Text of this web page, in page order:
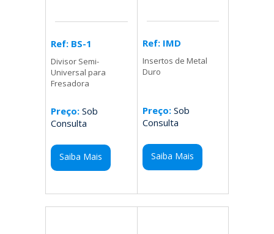
Ref: BS-1
Divisor Semi-
Universal para
Fresadora
Preço: Sob
Consulta
Saiba Mais
Ref: IMD
Insertos de Metal
Duro
Preço:Sob
Consulta
Saiba Mais